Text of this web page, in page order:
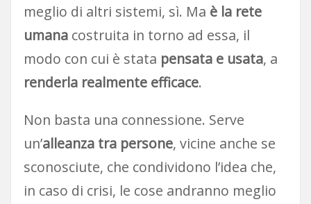
meglio di altri sistemi, sì. Ma è la rete
umanacostruita in torno ad essa, il
modo con cui è stata pensata e usata, a
renderla realmente efficace.
Non basta una connessione. Serve
un’alleanza tra persone, vicine anche se
sconosciute, che condividono l’idea che,
in caso di crisi, le cose andranno meglio